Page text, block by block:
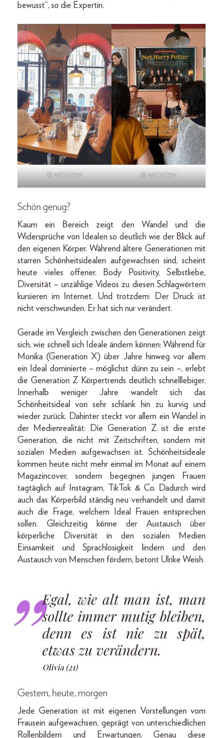
bewusst“, so die Expertin.
© WIENERIN © WIENERIN
Schön genug?
Kaum ein Bereich zeigt den Wandel und die
Widersprüche von Idealen so deutlich wie der Blick auf
den eigenen Körper. Während ältere Generationen mit
starren Schönheitsidealen aufgewachsen sind, scheint
heute vieles offener. Body Positivity, Selbstliebe,
Diversität – unzählige Videos zu diesen Schlagwörtern
kursieren im Internet. Und trotzdem: Der Druck ist
nicht verschwunden. Er hat sich nur verändert.
Gerade im Vergleich zwischen den Generationen zeigt
sich, wie schnell sich Ideale ändern können: Während für
Monika (Generation X) über Jahre hinweg vor allem
ein Ideal dominierte – möglichst dünn zu sein –, erlebt
die Generation Z Körpertrends deutlich schnelllebiger.
Innerhalb weniger Jahre wandelt sich das
Schönheitsideal von sehr schlank hin zu kurvig und
wieder zurück. Dahinter steckt vor allem ein Wandel in
der Medienrealität: Die Generation Z ist die erste
Generation, die nicht mit Zeitschriften, sondern mit
sozialen Medien aufgewachsen ist. Schönheitsideale
kommen heute nicht mehr einmal im Monat auf einem
Magazincover, sondern begegnen jungen Frauen
tagtäglich auf Instagram, TikTok & Co. Dadurch wird
auch das Körperbild ständig neu verhandelt und damit
auch die Frage, welchem Ideal Frauen entsprechen
sollen. Gleichzeitig könne der Austausch über
körperliche Diversität in den sozialen Medien
Einsamkeit und Sprachlosigkeit lindern und den
Austausch von Menschen fördern, betont Ulrike Weish.
Egal, wie alt man ist, man
sollte immer mutig bleiben,
denn es ist nie zu spät,
etwas zu verändern.
Olivia (21)
Gestern, heute, morgen
Jede Generation ist mit eigenen Vorstellungen vom
Frausein aufgewachsen, geprägt von unterschiedlichen
Rollenbildern und Erwartungen. Genau diese